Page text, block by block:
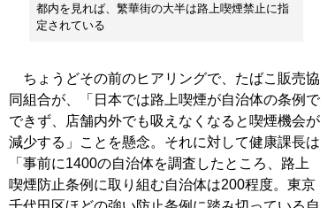
都内を見れば、繁華街の大半は路上喫煙禁止に指
定されている
ちょうどその前のヒアリングで、たばこ販売協
同組合が、「日本では路上喫煙が自治体の条例で
できず、店舗内外でも吸えなくなると喫煙機会が
減少する」ことを懸念。それに対して健康課長は
「事前に1400の自治体を調査したところ、路上
喫煙防止条例に取り組む自治体は200程度。東京